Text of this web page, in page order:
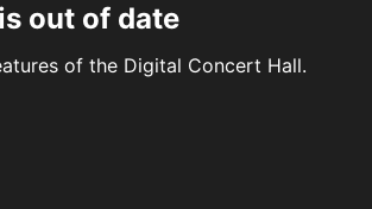
out of date
of the Digital Concert Hall.